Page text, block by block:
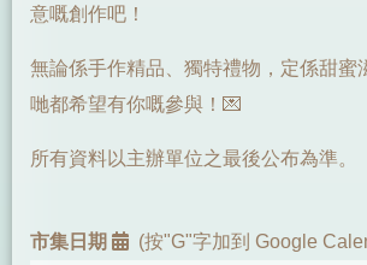
意嘅創作吧！
無論係手作精品、獨特禮物，定係甜蜜
哋都希望有你嘅參與！💌
所有資料以主辦單位之最後公布為準。
市集日期 (按"G"字加到 Google